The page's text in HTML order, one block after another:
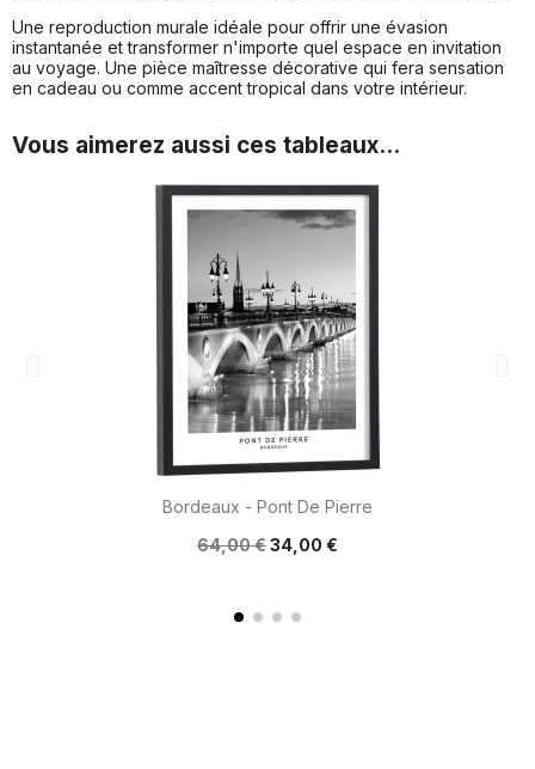
Une reproduction murale idéale pour offrir une évasion
instantanée et transformer n'importe quel espace en invitation
au voyage. Une pièce maîtresse décorative qui fera sensation
en cadeau ou comme accent tropical dans votre intérieur.
Vous aimerez aussi ces tableaux...
Bordeaux - Pont De Pierre
64,00 €34,00 €